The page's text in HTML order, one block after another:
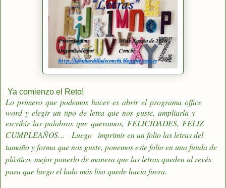
Ya comienzo el Reto!
Lo primero que podemos hacer es abrir el programa office
word y elegir un tipo de letra que nos guste, ampliarla y
escribir las palabras que queramos, FELICIDADES, FELIZ
CUMPLEAÑOS… Luego imprimir en un folio las letras del
tamaño y forma que nos guste, ponemos este folio en una funda de
plástico, mejor ponerlo de manera que las letras queden al revés
para que luego el lado más liso quede hacia fuera.